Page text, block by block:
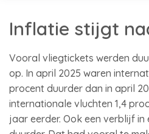
Inflatie stijgt
Vooral vliegtickets werden
op. In april 2025 waren
procent duurder dan in april
internationale vluchten 1,4
jaar eerder. Ook een verblijf